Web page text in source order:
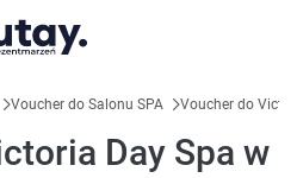
Voucher do Salonu SPA Voucher do
Day Spa w